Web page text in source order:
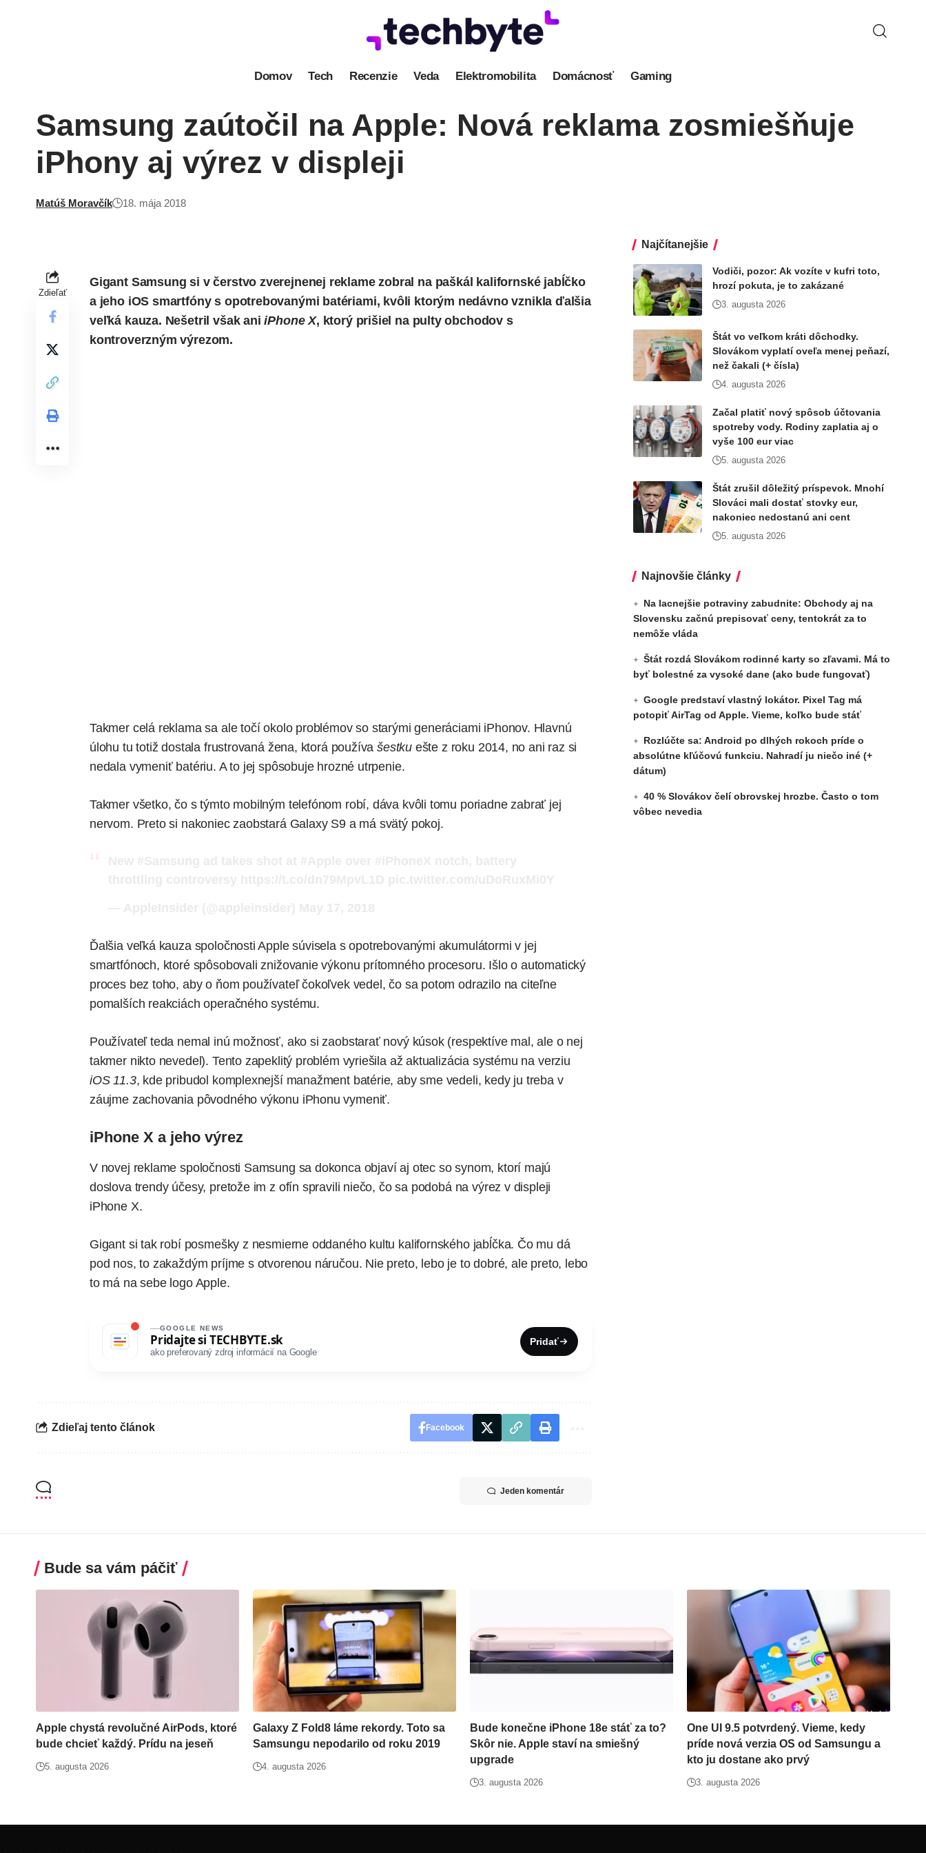
Domov Tech Recenzie Veda Elektromobilita Domácnosť Gaming
Samsung zaútočil na Apple: Nová reklama zosmiešňuje
iPhony aj výrez v displeji
Matúš Moravčík 18. mája 2018
Zdieľať
Gigant Samsung si v čerstvo zverejnenej reklame zobral na paškál kalifornské jabĺčko
a jeho iOS smartfóny s opotrebovanými batériami, kvôli ktorým nedávno vznikla ďalšia
veľká kauza. Nešetril však aniiPhone X, ktorý prišiel na pulty obchodov s
kontroverzným výrezom.
Takmer celá reklama sa ale točí okolo problémov so starými generáciami iPhonov. Hlavnú
úlohu tu totiž dostala frustrovaná žena, ktorá používašestku ešte z roku 2014, no ani raz si
nedala vymeniť batériu. A to jej spôsobuje hrozné utrpenie.
Takmer všetko, čo s týmto mobilným telefónom robí, dáva kvôli tomu poriadne zabrať jej
nervom. Preto si nakoniec zaobstará Galaxy S9 a má svätý pokoj.
Ďalšia veľká kauza spoločnosti Apple súvisela s opotrebovanými akumulátormi v jej
smartfónoch, ktoré spôsobovali znižovanie výkonu prítomného procesoru. Išlo o automatický
proces bez toho, aby o ňom používateľ čokoľvek vedel, čo sa potom odrazilo na citeľne
pomalších reakciách operačného systému.
Používateľ teda nemal inú možnosť, ako si zaobstarať nový kúsok (respektíve mal, ale o nej
takmer nikto nevedel). Tento zapeklitý problém vyriešila až aktualizácia systému na verziu
iOS 11.3, kde pribudol komplexnejší manažment batérie, aby sme vedeli, kedy ju treba v
záujme zachovania pôvodného výkonu iPhonu vymeniť.
iPhone X a jeho výrez
V novej reklame spoločnosti Samsung sa dokonca objaví aj otec so synom, ktorí majú
doslova trendy účesy, pretože im z ofín spravili niečo, čo sa podobá na výrez v displeji
iPhone X.
Gigant si tak robí posmešky z nesmierne oddaného kultu kalifornského jabĺčka. Čo mu dá
pod nos, to zakaždým príjme s otvorenou náručou. Nie preto, lebo je to dobré, ale preto, lebo
to má na sebe logo Apple.
GOOGLE NEWS
Pridajte si TECHBYTE.sk
ako preferovaný zdroj informácií na Google
Pridať
Zdieľaj tento článok Facebook
Jeden komentár
Najčítanejšie
Vodiči, pozor: Ak vozíte v kufri toto,
hrozí pokuta, je to zakázané
3. augusta 2026
Štát vo veľkom kráti dôchodky.
Slovákom vyplatí oveľa menej peňazí,
než čakali (+ čísla)
4. augusta 2026
Začal platiť nový spôsob účtovania
spotreby vody. Rodiny zaplatia aj o
vyše 100 eur viac
5. augusta 2026
Štát zrušil dôležitý príspevok. Mnohí
Slováci mali dostať stovky eur,
nakoniec nedostanú ani cent
5. augusta 2026
Najnovšie články
Na lacnejšie potraviny zabudnite: Obchody aj na
Slovensku začnú prepisovať ceny, tentokrát za to
nemôže vláda
Štát rozdá Slovákom rodinné karty so zľavami. Má to
byť bolestné za vysoké dane (ako bude fungovať)
Google predstaví vlastný lokátor. Pixel Tag má
potopiť AirTag od Apple. Vieme, koľko bude stáť
Rozlúčte sa: Android po dlhých rokoch príde o
absolútne kľúčovú funkciu. Nahradí ju niečo iné (+
dátum)
40 % Slovákov čelí obrovskej hrozbe. Často o tom
vôbec nevedia
Bude sa vám páčiť
Apple chystá revolučné AirPods, ktoré
bude chcieť každý. Prídu na jeseň
5. augusta 2026
Galaxy Z Fold8 láme rekordy. Toto sa
Samsungu nepodarilo od roku 2019
4. augusta 2026
Bude konečne iPhone 18e stáť za to?
Skôr nie. Apple staví na smiešný
upgrade
3. augusta 2026
One UI 9.5 potvrdený. Vieme, kedy
príde nová verzia OS od Samsungu a
kto ju dostane ako prvý
3. augusta 2026